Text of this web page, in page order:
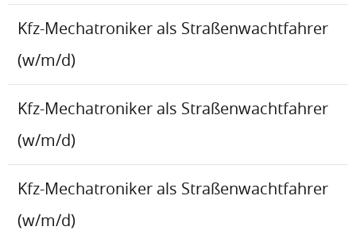
Kfz-Mechatroniker als Straßenwachtfahrer
(w/m/d)
Kfz-Mechatroniker als Straßenwachtfahrer
(w/m/d)
Kfz-Mechatroniker als Straßenwachtfahrer
(w/m/d)